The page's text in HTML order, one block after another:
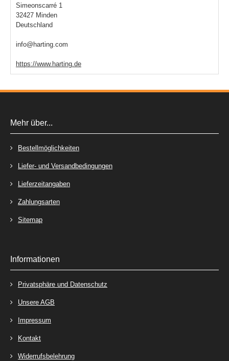
Simeonscarré 1
32427 Minden
Deutschland
info@harting.com
https://www.harting.de
Mehr über...
Bestellmöglichkeiten
Liefer- und Versandbedingungen
Lieferzeitangaben
Zahlungsarten
Sitemap
Informationen
Privatsphäre und Datenschutz
Unsere AGB
Impressum
Kontakt
Widerrufsbelehrung